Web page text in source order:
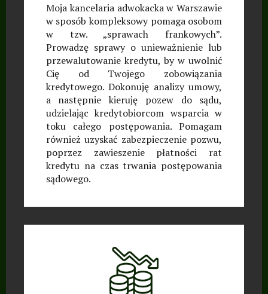
Moja kancelaria adwokacka w Warszawie
w sposób kompleksowy pomaga osobom
w tzw. „sprawach frankowych”.
Prowadzę sprawy o unieważnienie lub
przewalutowanie kredytu, by w uwolnić
Cię od Twojego zobowiązania
kredytowego. Dokonuję analizy umowy,
a następnie kieruję pozew do sądu,
udzielając kredytobiorcom wsparcia w
toku całego postępowania. Pomagam
również uzyskać zabezpieczenie pozwu,
poprzez zawieszenie płatności rat
kredytu na czas trwania postępowania
sądowego.